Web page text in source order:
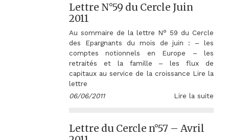
Lettre N°59 du Cercle Juin
2011
Au sommaire de la lettre N° 59 du Cercle
des Epargnants du mois de juin : – les
comptes notionnels en Europe – les
retraités et la famille – les flux de
capitaux au service de la croissance Lire la
lettre
06/06/2011
Lire la suite
Lettre du Cercle n°57 – Avril